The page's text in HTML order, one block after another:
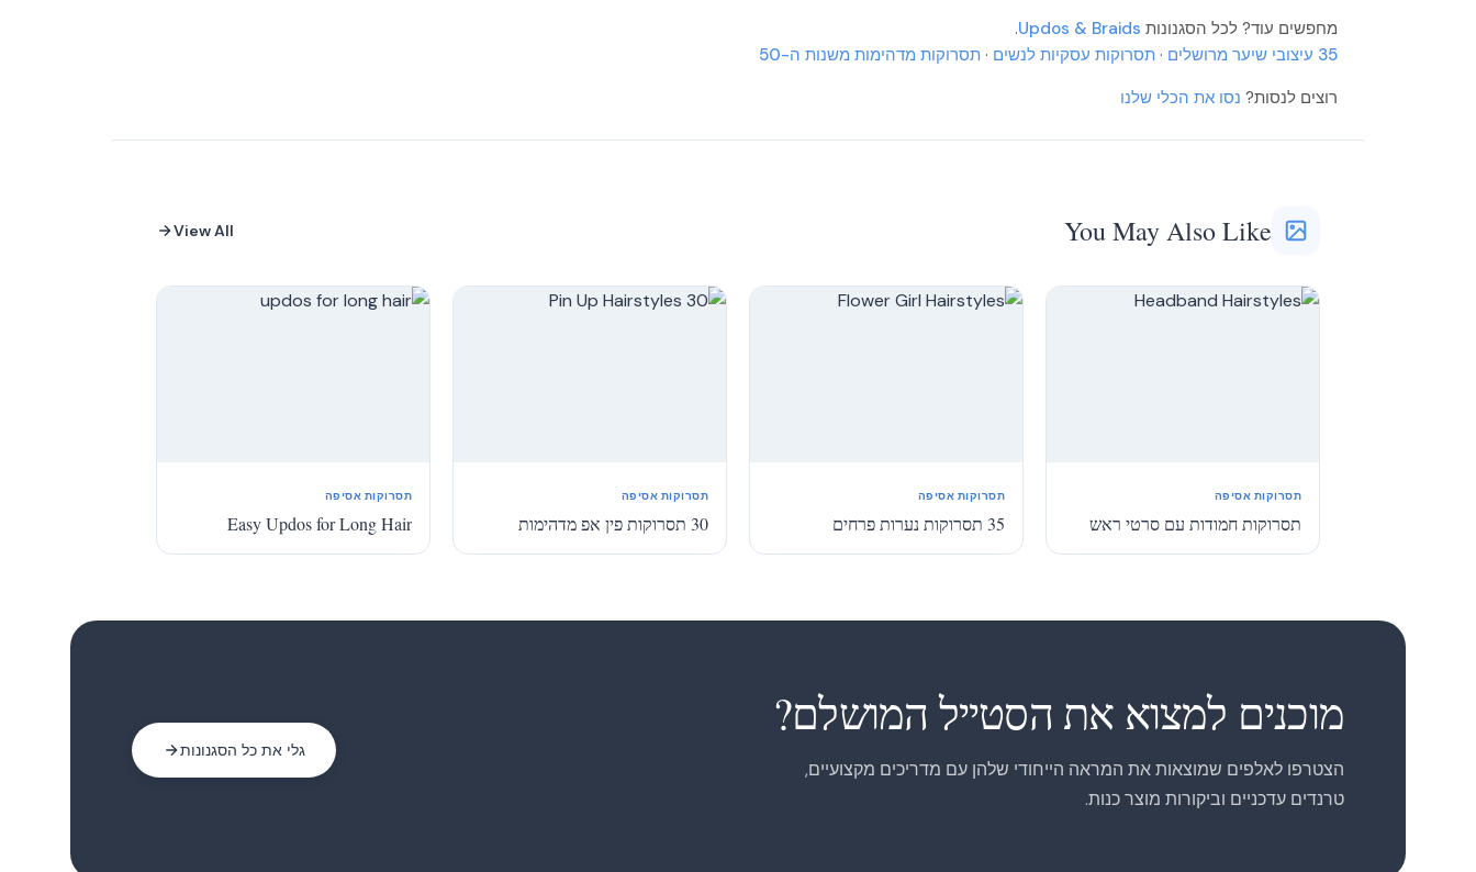
More
מחפשים עוד? לכל הסגנונות Updos & Braids
.
35 עיצובי שיער מרושלים
· תסרוקות עסקיות לנשים · תסרוקות מדהימות משנות ה-50
רוצים לנסות? נסו את הכלי שלנו
You May Also Like
View All
תסרוקות אסיפה
תסרוקות חמודות עם סרטי ראש
תסרוקות אסיפה
35 תסרוקות נערות פרחים
תסרוקות אסיפה
30 תסרוקות פין אפ מדהימות
תסרוקות אסיפה
Easy Updos for Long Hair
מוכנים למצוא את הסטייל המושלם?
הצטרפו לאלפים שמוצאות את המראה הייחודי שלהן עם מדריכים מקצועיים,
טרנדים עדכניים וביקורות מוצר כנות.
גלי את כל הסגנונות